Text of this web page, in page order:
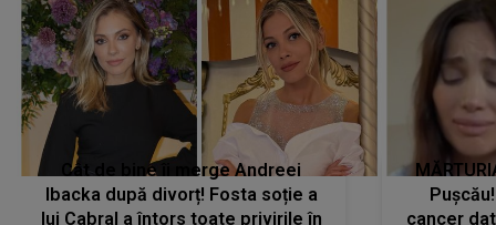
Cât de bine îi merge Andreei
Ibacka după divorț! Fosta soție a
lui Cabral a întors toate privirile în
cancer